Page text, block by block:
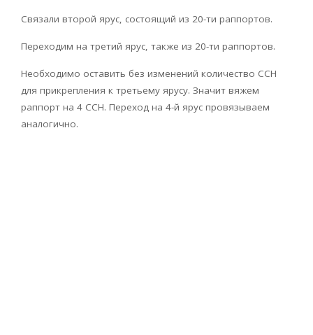
Связали второй ярус, состоящий из 20-ти раппортов.
Переходим на третий ярус, также из 20-ти раппортов.
Необходимо оставить без изменений количество ССН
для прикрепления к третьему ярусу. Значит вяжем
раппорт на 4 ССН. Переход на 4-й ярус провязываем
аналогично.